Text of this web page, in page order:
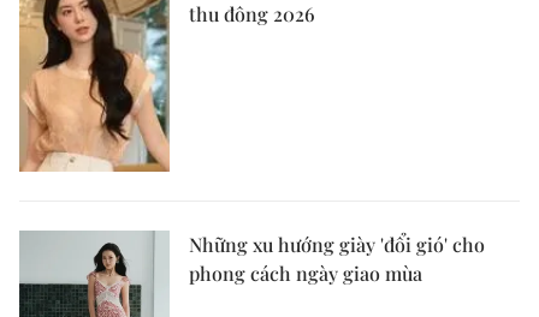
thu đông 2026
Những xu hướng giày 'đổi gió' cho
phong cách ngày giao mùa